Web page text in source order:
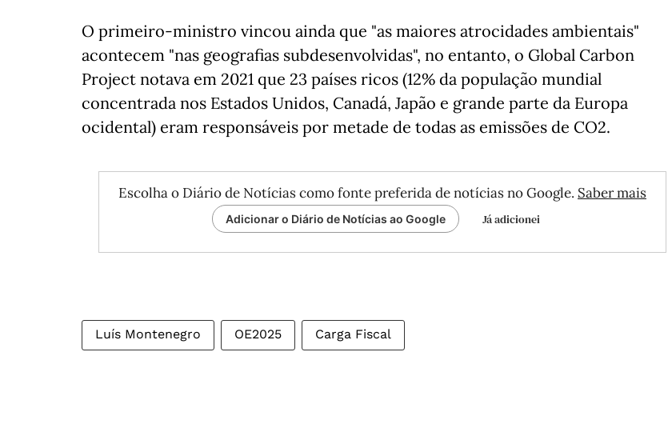
O primeiro-ministro vincou ainda que "as maiores atrocidades ambientais"
acontecem "nas geografias subdesenvolvidas", no entanto, o Global Carbon
Project notava em 2021 que 23 países ricos (12% da população mundial
concentrada nos Estados Unidos, Canadá, Japão e grande parte da Europa
ocidental) eram responsáveis por metade de todas as emissões de CO2.
Escolha o Diário de Notícias como fonte preferida de notícias no Google. Saber mais
Adicionar o Diário de Notícias ao Google Já adicionei
Luís Montenegro OE2025 Carga Fiscal